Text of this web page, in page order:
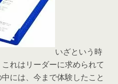
いざという時
れはリーダーに求められて
には、今まで体験したこと